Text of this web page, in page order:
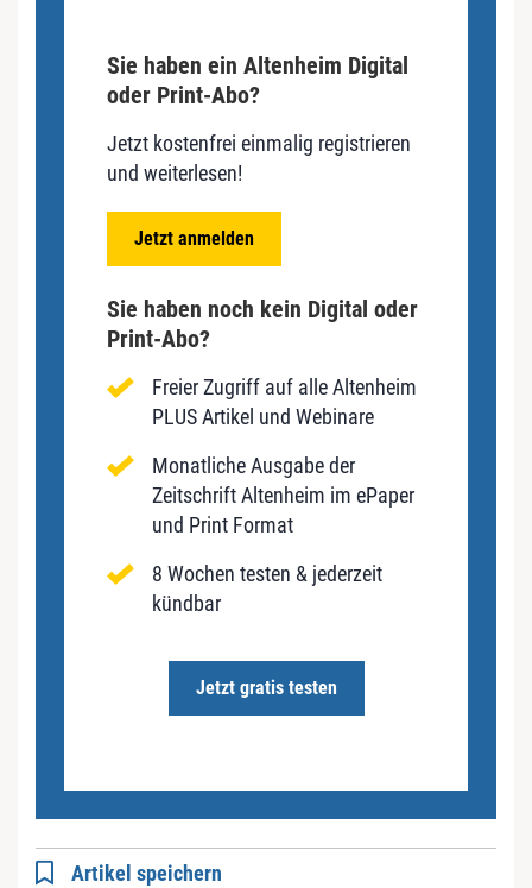
Sie haben ein Altenheim Digital
oder Print-Abo?
Jetzt kostenfrei einmalig registrieren
und weiterlesen!
Jetzt anmelden
Sie haben noch kein Digital oder
Print-Abo?
Freier Zugriff auf alle Altenheim
PLUS Artikel und Webinare
Monatliche Ausgabe der
Zeitschrift Altenheim im ePaper
und Print Format
8 Wochen testen & jederzeit
kündbar
Jetzt gratis testen
Artikel speichern